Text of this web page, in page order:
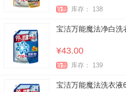
自营 库存： 138
宝洁万能魔法净白洗
¥43.00
自营 库存： 139
宝洁万能魔法洗衣液